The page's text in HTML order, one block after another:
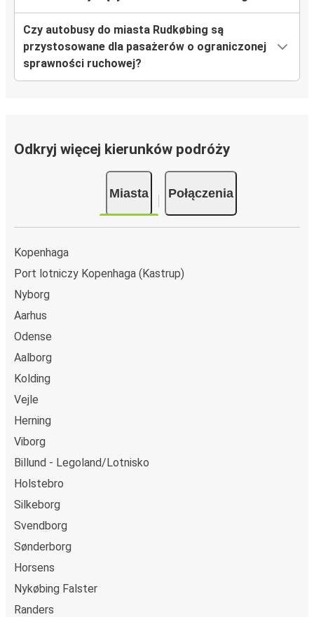
Czy autobusy do miasta Rudkøbing są
przystosowane dla pasażerów o ograniczonej
sprawności ruchowej?
Odkryj więcej kierunków podróży
Miasta Połączenia
Kopenhaga
Port lotniczy Kopenhaga (Kastrup)
Nyborg
Aarhus
Odense
Aalborg
Kolding
Vejle
Herning
Viborg
Billund - Legoland/Lotnisko
Holstebro
Silkeborg
Svendborg
Sønderborg
Horsens
Nykøbing Falster
Randers